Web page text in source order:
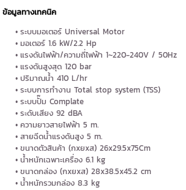
ข้อมูลทางเทคนิค
ระบบมอเตอร์ Universal Motor
มอเตอร์ 1.6 kW/2.2 Hp
แรงดันไฟฟ้า/ความถี่ไฟฟ้า 1~220-240V / 50Hz
แรงดันสูงสุด 120 bar
ปริมาณน้ำ 410 L/hr
ระบบการทำงาน Total stop system (TSS)
ระบบปั๊ม Complate
ระดับเสียง 92 dBA
ความยาวสายไฟฟ้า 5 m.
สายฉีดน้ำแรงดันสูง 5 m.
ขนาดตัวสินค้า (กxยxส) 26x29.5x75Cm
น้ำหนักเฉพาะเครื่อง 6.1 kg
ขนาดกล่อง (กxยxส) 28x38.5x45.2 cm
น้ำหนักรวมกล่อง 8.3 kg